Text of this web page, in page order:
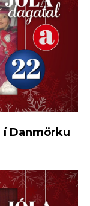
Danmörku